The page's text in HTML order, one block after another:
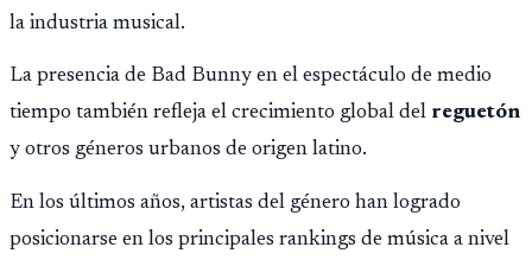
la industria musical.
La presencia de Bad Bunny en el espectáculo de medio
tiempo también refleja el crecimiento global del reguetón
y otros géneros urbanos de origen latino.
En los últimos años, artistas del género han logrado
posicionarse en los principales rankings de música a nivel